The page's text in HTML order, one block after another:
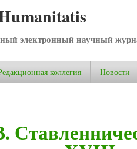
электронный научный
коллегия Новости